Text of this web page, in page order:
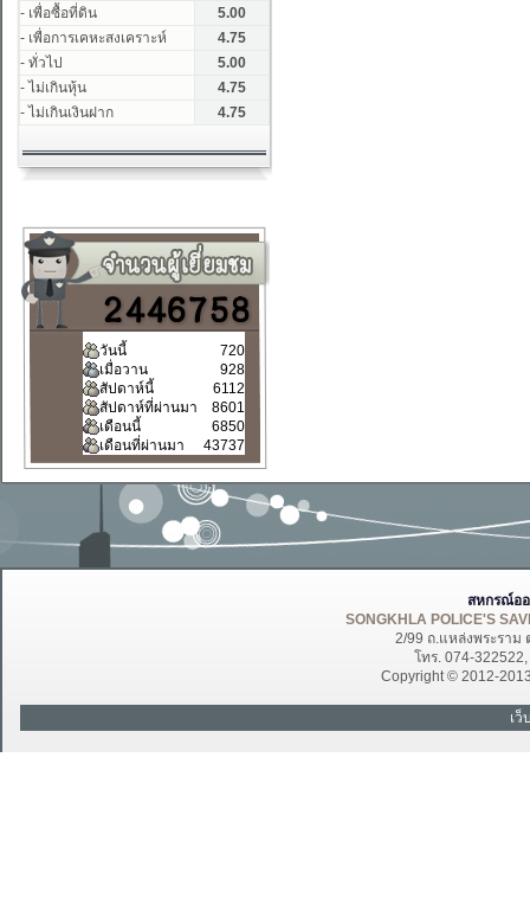
วันนี้
720
เมื่อวาน
928
สัปดาห์นี้
6112
สัปดาห์ที่ผ่านมา
8601
เดือนนี้
6850
เดือนที่ผ่านมา
43737
สหกรณ์อ
SONGKHLA POLICE'S
2/99 ถ.แหล่งพระราม
โทร. 074-
Copyright © 2012-
เ